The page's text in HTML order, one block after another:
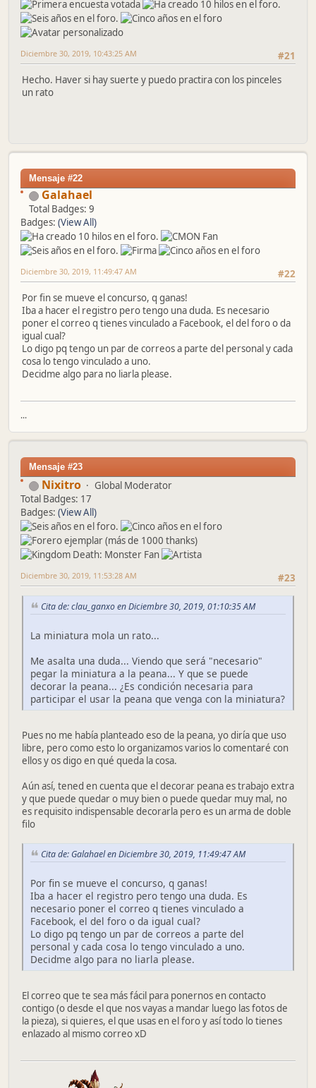
#21
Diciembre 30, 2019, 10:43:25 AM
Hecho. Haver si hay suerte y puedo practira con los pinceles
un rato
Mensaje #22
Galahael
Total Badges: 9
Badges: (View All)
#22
Diciembre 30, 2019, 11:49:47 AM
Por fin se mueve el concurso, q ganas!
Iba a hacer el registro pero tengo una duda. Es necesario
poner el correo q tienes vinculado a Facebook, el del foro o da
igual cual?
Lo digo pq tengo un par de correos a parte del personal y cada
cosa lo tengo vinculado a uno.
Decidme algo para no liarla please.
...
Mensaje #23
Nixitro
Global Moderator
Total Badges: 17
Badges: (View All)
#23
Diciembre 30, 2019, 11:53:28 AM
Cita de: clau_ganxo en Diciembre 30, 2019, 01:10:35 AM
La miniatura mola un rato...
Me asalta una duda... Viendo que será "necesario"
pegar la miniatura a la peana... Y que se puede
decorar la peana... ¿Es condición necesaria para
participar el usar la peana que venga con la miniatura?
Pues no me había planteado eso de la peana, yo diría que uso
libre, pero como esto lo organizamos varios lo comentaré con
ellos y os digo en qué queda la cosa.
Aún así, tened en cuenta que el decorar peana es trabajo extra
y que puede quedar o muy bien o puede quedar muy mal, no
es requisito indispensable decorarla pero es un arma de doble
filo
Cita de: Galahael en Diciembre 30, 2019, 11:49:47 AM
Por fin se mueve el concurso, q ganas!
Iba a hacer el registro pero tengo una duda. Es
necesario poner el correo q tienes vinculado a
Facebook, el del foro o da igual cual?
Lo digo pq tengo un par de correos a parte del
personal y cada cosa lo tengo vinculado a uno.
Decidme algo para no liarla please.
El correo que te sea más fácil para ponernos en contacto
contigo (o desde el que nos vayas a mandar luego las fotos de
la pieza), si quieres, el que usas en el foro y así todo lo tienes
enlazado al mismo correo xD